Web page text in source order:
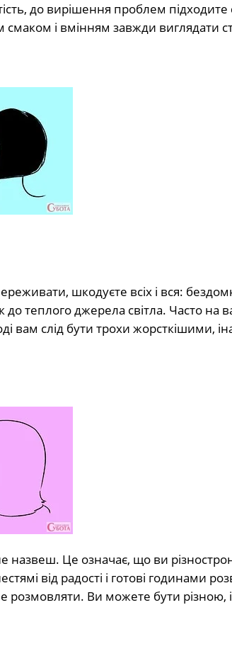
до вирішення проблем
і вмінням завжди виглядати
шкодуєте всіх і вся:
до теплого джерела світла. Часто
вам слід бути трохи жорсткішими,
Це означає, що ви
від радості і готові годинами
розмовляти. Ви можете бути різною,